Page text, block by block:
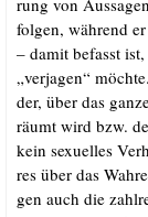
fol­gen, wäh­rend
– damit befasst
„ver­ja­gen“ möch­te.
der, über das
räumt wird bzw.
kein sexu­el­les
res über das
gen auch die